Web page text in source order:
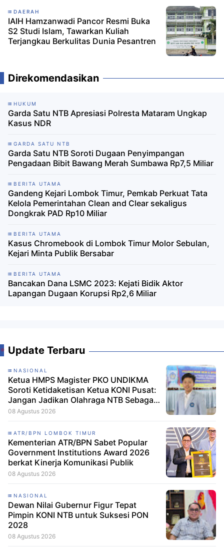
DAERAH
IAIH Hamzanwadi Pancor Resmi Buka
S2 Studi Islam, Tawarkan Kuliah
Terjangkau Berkulitas Dunia Pesantren
Direkomendasikan
HUKUM
Garda Satu NTB Apresiasi Polresta Mataram Ungkap
Kasus NDR
GARDA SATU NTB
‎Garda Satu NTB Soroti Dugaan Penyimpangan
Pengadaan Bibit Bawang Merah Sumbawa Rp7,5 Miliar ‎
BERITA UTAMA
Gandeng Kejari Lombok Timur, Pemkab Perkuat Tata
Kelola Pemerintahan Clean and Clear sekaligus
Dongkrak PAD Rp10 Miliar
BERITA UTAMA
Kasus Chromebook di Lombok Timur Molor Sebulan,
Kejari Minta Publik Bersabar
BERITA UTAMA
Bancakan Dana LSMC 2023: Kejati Bidik Aktor
Lapangan Dugaan Korupsi Rp2,6 Miliar ‎
Update Terbaru
NASIONAL
Ketua HMPS Magister PKO UNDIKMA
Soroti Ketidaketisan Ketua KONI Pusat:
Jangan Jadikan Olahraga NTB Sebagai
Arena Kepentingan Sesaat
08 Agustus 2026
ATR/BPN LOMBOK TIMUR
Kementerian ATR/BPN Sabet Popular
Government Institutions Award 2026
berkat Kinerja Komunikasi Publik
08 Agustus 2026
NASIONAL
Dewan Nilai Gubernur Figur Tepat
Pimpin KONI NTB untuk Suksesi PON
2028
08 Agustus 2026